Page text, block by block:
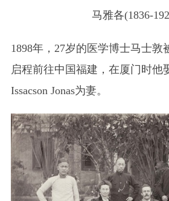
马雅各(1836-
1898年，27岁的医学博士马士敦
启程前往中国福建，在厦门时他
Issacson Jonas为妻。